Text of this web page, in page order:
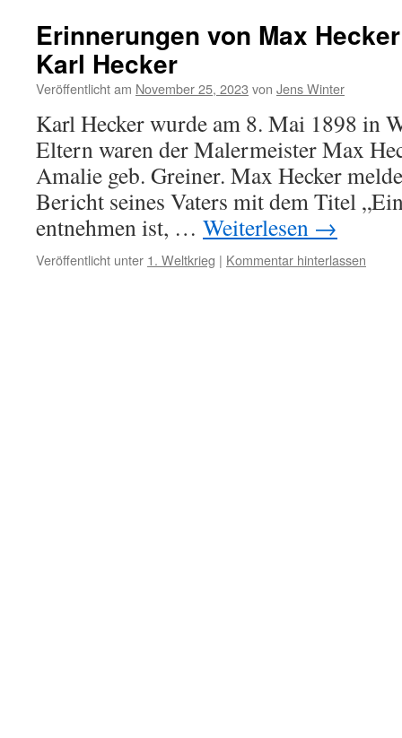
Erinnerungen von Max
Karl Hecker
Veröffentlicht am November 25, 2023 von Jens Winter
Karl Hecker wurde am 8. Mai 1898 in
Eltern waren der Malermeister Max
Amalie geb. Greiner. Max Hecker
Bericht seines Vaters mit dem Titel
entnehmen ist, … Weiterlesen →
Veröffentlicht unter 1. Weltkrieg | Kommentar hinterlassen